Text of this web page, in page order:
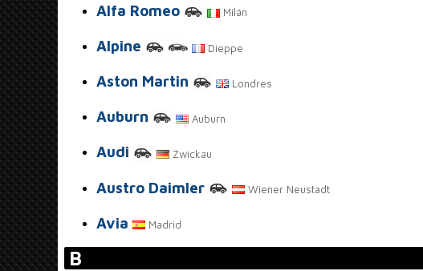
Alfa Romeo Milán
Alpine Dieppe
Aston Martin Londres
Auburn Auburn
Audi Zwickau
Austro Daimler Wiener Neustadt
Avia Madrid
B